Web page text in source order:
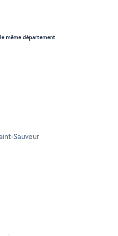
même département
Sauveur